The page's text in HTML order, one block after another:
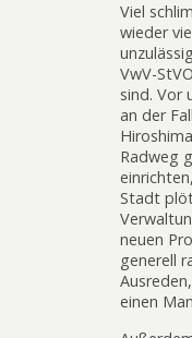
Viel
wieder
VwV-
sind. Vor
an der
Radweg
Stadt
neuen
generell
einen